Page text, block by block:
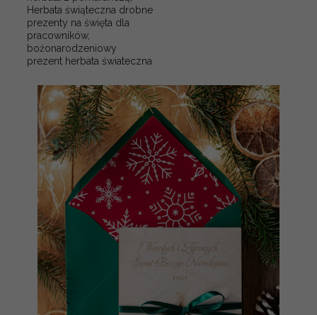
Herbata świąteczna drobne
prezenty na święta dla
pracowników,
bożonarodzeniowy
prezent herbata świateczna